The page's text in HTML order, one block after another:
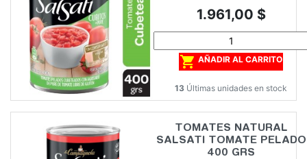
Precio
1.961,00 $
 AÑADIR AL CARRITO
13 Últimas unidades en stock
TOMATES NATURAL
SALSATI TOMATE PELADO
400 GRS